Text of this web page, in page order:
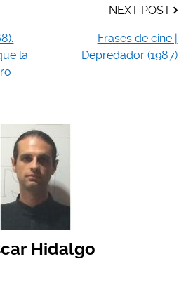
la
NEXT POST
Frases de cine |
Depredador (1987)
Hidalgo